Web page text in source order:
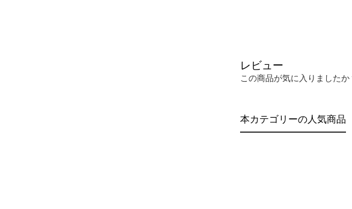
レビュー
この商品が気に入りました
本カテゴリーの人気商品